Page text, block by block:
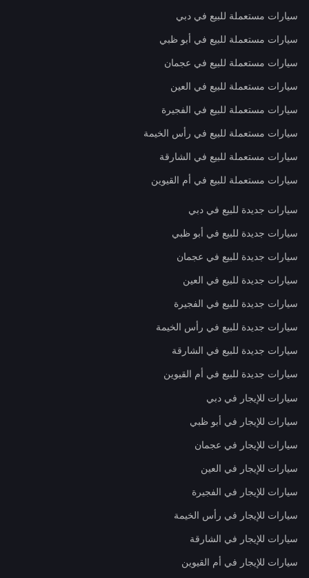
سيارات مستعملة للبيع في دبي
سيارات مستعملة للبيع في أبو ظبي
سيارات مستعملة للبيع في عجمان
سيارات مستعملة للبيع في العين
سيارات مستعملة للبيع في الفجيرة
سيارات مستعملة للبيع في رأس الخيمة
سيارات مستعملة للبيع في الشارقة
سيارات مستعملة للبيع في أم القيوين
سيارات جديدة للبيع في دبي
سيارات جديدة للبيع في أبو ظبي
سيارات جديدة للبيع في عجمان
سيارات جديدة للبيع في العين
سيارات جديدة للبيع في الفجيرة
سيارات جديدة للبيع في رأس الخيمة
سيارات جديدة للبيع في الشارقة
سيارات جديدة للبيع في أم القيوين
سيارات للإيجار في دبي
سيارات للإيجار في أبو ظبي
سيارات للإيجار في عجمان
سيارات للإيجار في العين
سيارات للإيجار في الفجيرة
سيارات للإيجار في رأس الخيمة
سيارات للإيجار في الشارقة
سيارات للإيجار في أم القيوين